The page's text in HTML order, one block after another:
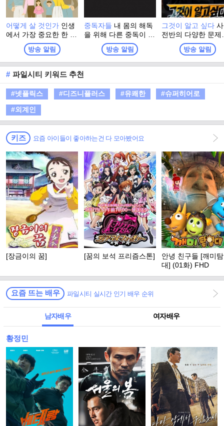
어떻게 살 것인가 인생
에서 가장 중요한 한 가
지! 건강을 지키기 위해
어떻게 살 것인가를 고
민하고 당신의 황금빛
노년을 도모하는 건강
한 프로그램
방송 알림
중독자들 내 몸의 해독
을 위해 다른 중독이 필
요하다. 같은 공간에서
중독에 대한 전혀 다른
인터뷰를 진행하며 중
다!
방송 알림
그것이 알고 싶다
전반의 다양한 문제
들을 들여다보는
의 대표적인 시사고
프로그램
방송 알림
# 파일시티 키워드 추천
#넷플릭스 #디즈니플러스 #유쾌한
#슈퍼히어로
#외계인
키즈 요즘 아이들이 좋아하는건 다 모아봤어요
[장금이의 꿈] [꿈의 보석 프리즘스톤]
안녕 친구들 [깨미
대] (01화) FHD
요즘 뜨는 배우 파일시티 실시간 인기 배우 순위
남자배우 여자배우
황정민